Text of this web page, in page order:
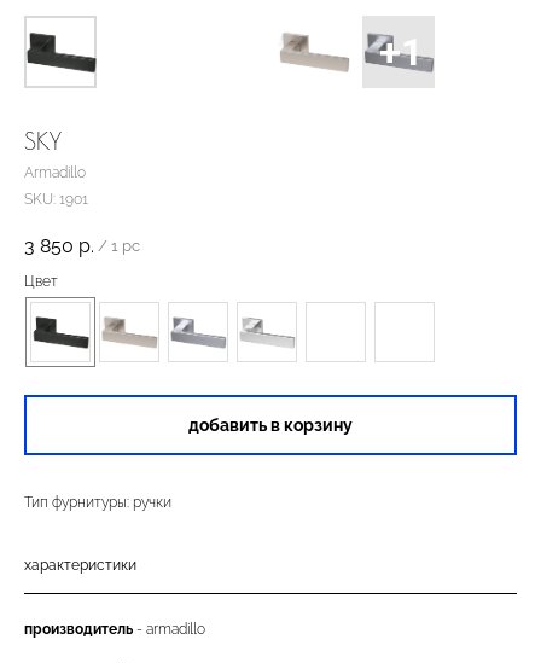
SKY
Armadillo
SKU: 1901
3 850 р. / 1 pc
Цвет
добавить в корзину
Тип фурнитуры: ручки
характеристики
производитель - armadillo